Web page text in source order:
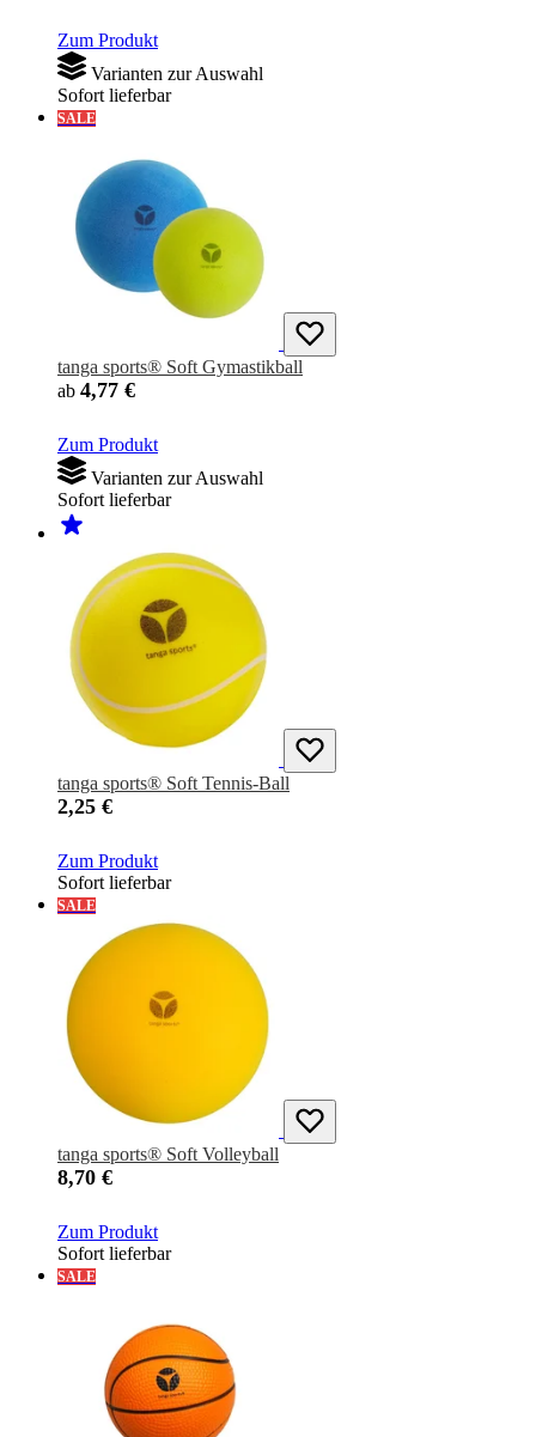
Zum Produkt
Varianten zur Auswahl
Sofort lieferbar
SALE
tanga sports® Soft Gymastikball
ab 4,77 €
Zum Produkt
Varianten zur Auswahl
Sofort lieferbar
tanga sports® Soft Tennis-Ball
2,25 €
Zum Produkt
Sofort lieferbar
SALE
tanga sports® Soft Volleyball
8,70 €
Zum Produkt
Sofort lieferbar
SALE